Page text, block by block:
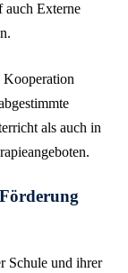
auch Externe
Kooperation
als auch in
Schule und ihrer